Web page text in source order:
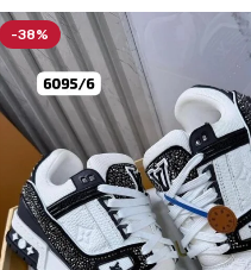
-38%